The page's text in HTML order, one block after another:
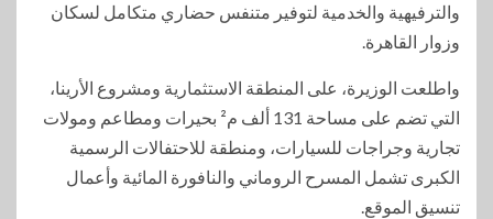
والترفيهية والخدمية لتوفير متنفس حضاري متكامل لسكان
وزوار القاهرة.
واطلعت الوزيرة، على المنطقة الاستثمارية ومشروع الأرينا،
التي تضم على مساحة 131 ألف م² بحيرات ومطاعم ومولات
تجارية وجراجات للسيارات، ومنطقة للاحتفالات الرسمية
الكبرى تشمل المسرح الروماني والنافورة المائية وأعمال
تنسيق الموقع.